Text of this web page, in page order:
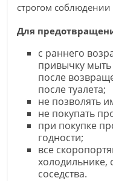
строгом
Для
с раннего
привычку
после
после туалета;
не позволять
не покупать
при покупке
годности;
все
холодильнике,
соседства.